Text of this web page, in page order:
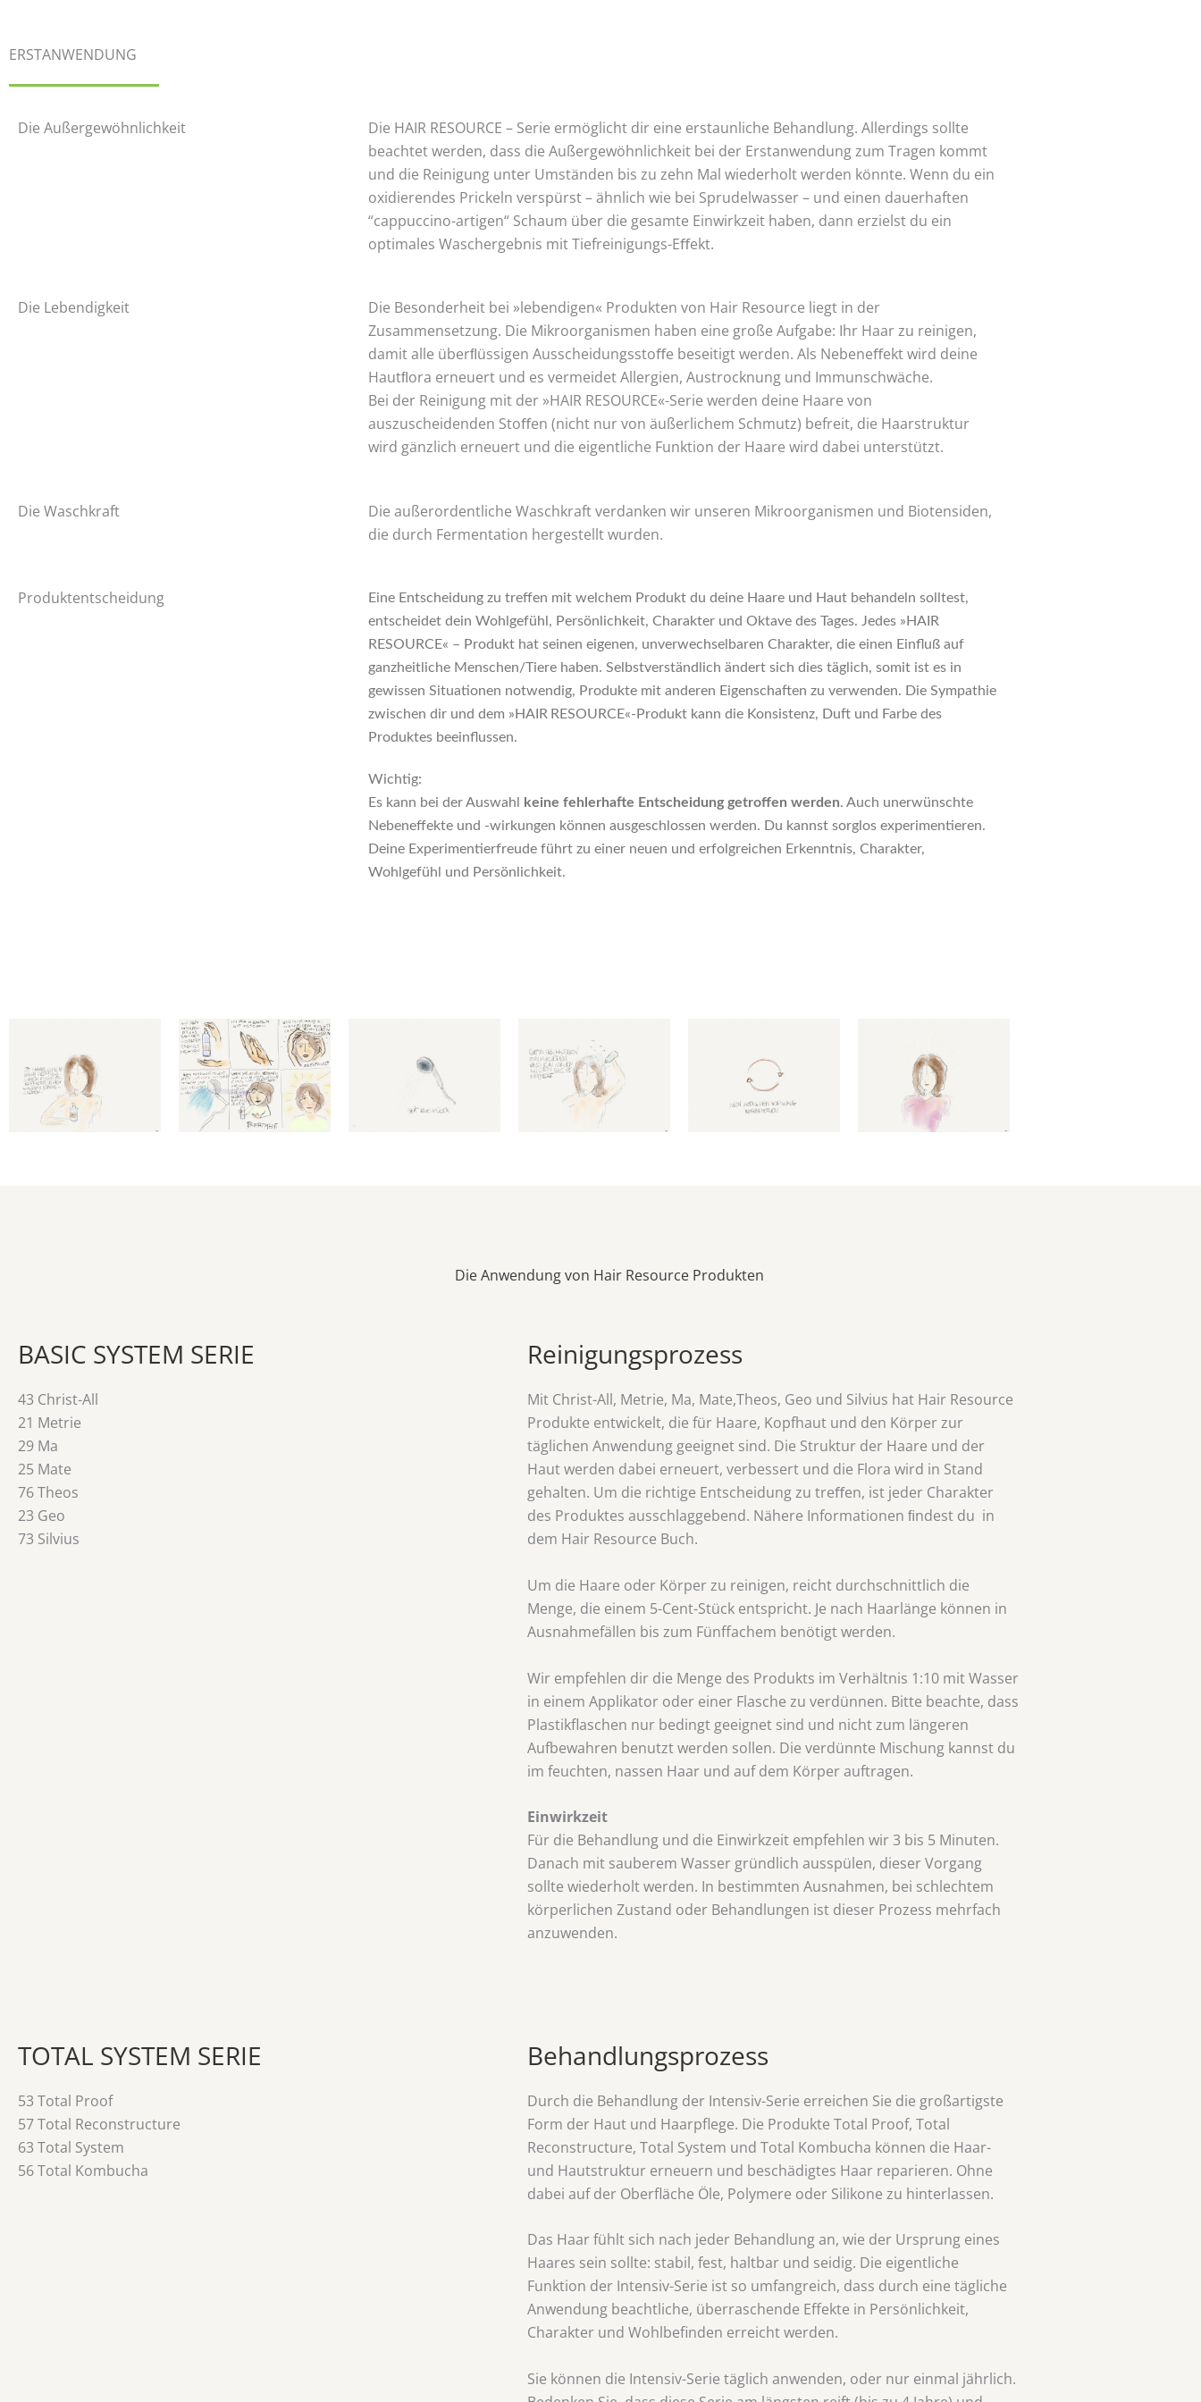
ERSTANWENDUNG
Die Außergewöhnlichkeit
Die HAIR RESOURCE – Serie ermöglicht dir eine erstaunliche Behandlung. Allerdings sollte
beachtet werden, dass die Außergewöhnlichkeit bei der Erstanwendung zum Tragen kommt
und die Reinigung unter Umständen bis zu zehn Mal wiederholt werden könnte. Wenn du ein
oxidierendes Prickeln verspürst – ähnlich wie bei Sprudelwasser – und einen dauerhaften
“cappuccino-artigen“ Schaum über die gesamte Einwirkzeit haben, dann erzielst du ein
optimales Waschergebnis mit Tiefreinigungs-Eﬀekt.
Die Lebendigkeit
Die Besonderheit bei »lebendigen« Produkten von Hair Resource liegt in der
Zusammensetzung. Die Mikroorganismen haben eine große Aufgabe: Ihr Haar zu reinigen,
damit alle überﬂüssigen Ausscheidungsstoﬀe beseitigt werden. Als Nebeneﬀekt wird deine
Hautﬂora erneuert und es vermeidet Allergien, Austrocknung und Immunschwäche.
Bei der Reinigung mit der »HAIR RESOURCE«-Serie werden deine Haare von
auszuscheidenden Stoﬀen (nicht nur von äußerlichem Schmutz) befreit, die Haarstruktur
wird gänzlich erneuert und die eigentliche Funktion der Haare wird dabei unterstützt.
Die Waschkraft
Die außerordentliche Waschkraft verdanken wir unseren Mikroorganismen und Biotensiden,
die durch Fermentation hergestellt wurden.
Produktentscheidung
Eine Entscheidung zu treﬀen mit welchem Produkt du deine Haare und Haut behandeln solltest,
entscheidet dein Wohlgefühl, Persönlichkeit, Charakter und Oktave des Tages. Jedes »HAIR
RESOURCE« – Produkt hat seinen eigenen, unverwechselbaren Charakter, die einen Einﬂuß auf
ganzheitliche Menschen/Tiere haben. Selbstverständlich ändert sich dies täglich, somit ist es in
gewissen Situationen notwendig, Produkte mit anderen Eigenschaften zu verwenden. Die Sympathie
zwischen dir und dem »HAIR RESOURCE«-Produkt kann die Konsistenz, Duft und Farbe des
Produktes beeinﬂussen.
Wichtig:
Es kann bei der Auswahl
keine fehlerhafte Entscheidung getroﬀen werden. Auch unerwünschte
Nebeneﬀekte und -wirkungen können ausgeschlossen werden. Du kannst sorglos experimentieren.
Deine Experimentierfreude führt zu einer neuen und erfolgreichen Erkenntnis, Charakter,
Wohlgefühl und Persönlichkeit.
Die Anwendung von Hair Resource Produkten
BASIC SYSTEM SERIE
43 Christ-All
21 Metrie
29 Ma
25 Mate
76 Theos
23 Geo
73 Silvius
Reinigungsprozess
Mit Christ-All, Metrie, Ma, Mate,Theos, Geo und Silvius hat Hair Resource
Produkte entwickelt, die für Haare, Kopfhaut und den Körper zur
täglichen Anwendung geeignet sind. Die Struktur der Haare und der
Haut werden dabei erneuert, verbessert und die Flora wird in Stand
gehalten. Um die richtige Entscheidung zu treﬀen, ist jeder Charakter
des Produktes ausschlaggebend. Nähere Informationen ﬁndest du in
dem Hair Resource Buch.
Um die Haare oder Körper zu reinigen, reicht durchschnittlich die
Menge, die einem 5-Cent-Stück entspricht. Je nach Haarlänge können in
Ausnahmefällen bis zum Fünffachem benötigt werden.
Wir empfehlen dir die Menge des Produkts im Verhältnis 1:10 mit Wasser
in einem Applikator oder einer Flasche zu verdünnen. Bitte beachte, dass
Plastikflaschen nur bedingt geeignet sind und nicht zum längeren
Aufbewahren benutzt werden sollen. Die verdünnte Mischung kannst du
im feuchten, nassen Haar und auf dem Körper auftragen.
Einwirkzeit
Für die Behandlung und die Einwirkzeit empfehlen wir 3 bis 5 Minuten.
Danach mit sauberem Wasser gründlich ausspülen, dieser Vorgang
sollte wiederholt werden. In bestimmten Ausnahmen, bei schlechtem
körperlichen Zustand oder Behandlungen ist dieser Prozess mehrfach
anzuwenden.
TOTAL SYSTEM SERIE
53 Total Proof
57 Total Reconstructure
63 Total System
56 Total Kombucha
Behandlungsprozess
Durch die Behandlung der Intensiv-Serie erreichen Sie die großartigste
Form der Haut und Haarpflege. Die Produkte Total Proof, Total
Reconstructure, Total System und Total Kombucha können die Haar-
und Hautstruktur erneuern und beschädigtes Haar reparieren. Ohne
dabei auf der Oberfläche Öle, Polymere oder Silikone zu hinterlassen.
Das Haar fühlt sich nach jeder Behandlung an, wie der Ursprung eines
Haares sein sollte: stabil, fest, haltbar und seidig. Die eigentliche
Funktion der Intensiv-Serie ist so umfangreich, dass durch eine tägliche
Anwendung beachtliche, überraschende Effekte in Persönlichkeit,
Charakter und Wohlbefinden erreicht werden.
Sie können die Intensiv-Serie täglich anwenden, oder nur einmal jährlich.